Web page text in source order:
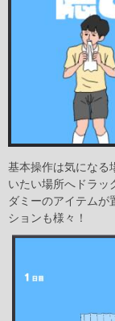
基本操作は気になる
いたい場所へドラッ
ダミーのアイテムが
ションも様々！